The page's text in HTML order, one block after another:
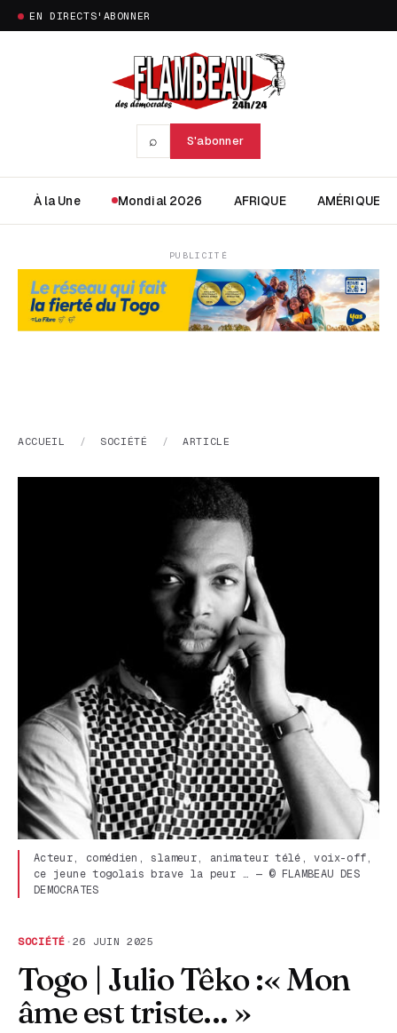
EN DIRECTS'ABONNER
⌕ S'abonner
À la Une Mondial 2026 AFRIQUE AMÉRIQUE
PUBLICITÉ
ACCUEIL / SOCIÉTÉ / ARTICLE
Acteur, comédien, slameur, animateur télé, voix-off,
ce jeune togolais brave la peur … — © FLAMBEAU DES
DEMOCRATES
SOCIÉTÉ · 26 JUIN 2025
Togo | Julio Têko :« Mon
âme est triste... »